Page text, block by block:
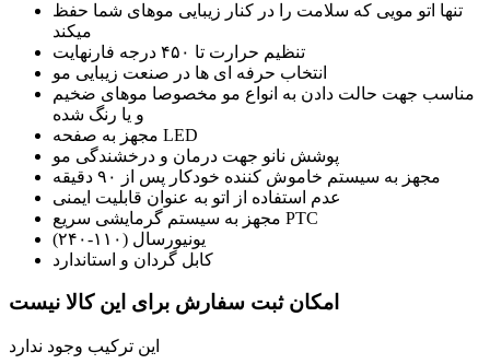
تنها اتو مویی که سلامت را در کنار زیبایی موهای شما حفظ
میکند
تنظیم حرارت تا ۴۵۰ درجه فارنهایت
انتخاب حرفه ای ها در صنعت زیبایی مو
مناسب جهت حالت دادن به انواع مو مخصوصا موهای ضخیم
و یا رنگ شده
مجهز به صفحه LED
پوشش نانو جهت درمان و درخشندگی مو
مجهز به سیستم خاموش کننده خودکار پس از ۹۰ دقیقه
عدم استفاده از اتو به عنوان قابلیت ایمنی
مجهز به سیستم گرمایشی سریع PTC
يونيورسال (۱۱۰-۲۴۰)
کابل گردان و استاندارد
امکان ثبت سفارش برای این کالا نیست
این ترکیب وجود ندارد